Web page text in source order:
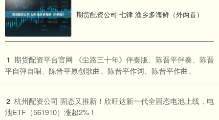
期货配资公司 七律 渔乡多海鲜（外两首）
1 ​期货配资平台官网 《尘路三十年》伴奏版、陈晋平伴奏、陈晋
平自弹自唱、陈晋平原创歌曲、陈晋平作词、陈晋平作曲、
2 ​杭州配资公司 固态又推新！欣旺达新一代全固态电池上线，电
池ETF（561910）涨超2%！